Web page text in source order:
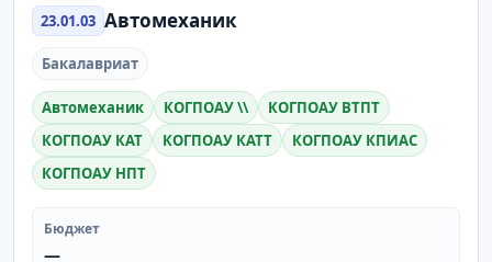
23.01.03 Автомеханик
Бакалавриат
Автомеханик КОГПОАУ \\
КОГПОАУ ВТПТ
КОГПОАУ КАТ
КОГПОАУ КАТТ
КОГПОАУ КПИАС
КОГПОАУ НПТ
Бюджет
—